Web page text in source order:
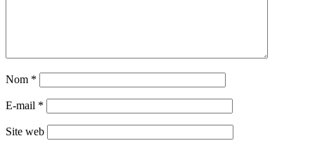
Nom *
E-mail *
Site web